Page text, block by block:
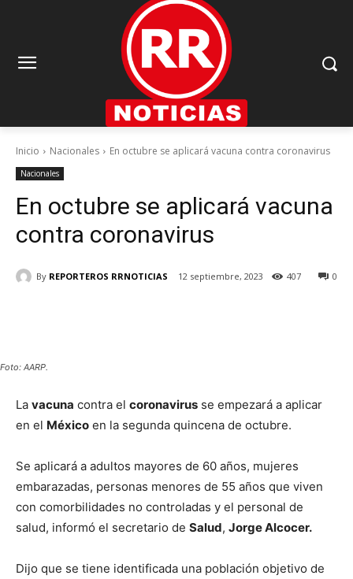
Inicio Nacionales En octubre se aplicará vacuna contra coronavirus
Nacionales
En octubre se aplicará vacuna
contra coronavirus
By REPORTEROS RRNOTICIAS 12 septiembre, 2023 0
407
Foto: AARP.
La vacuna contra el coronavirus se empezará a aplicar
en el México en la segunda quincena de octubre.
Se aplicará a adultos mayores de 60 años, mujeres
embarazadas, personas menores de 55 años que viven
con comorbilidades no controladas y el personal de
salud, informó el secretario de Salud, Jorge Alcocer.
Dijo que se tiene identificada una población objetivo de